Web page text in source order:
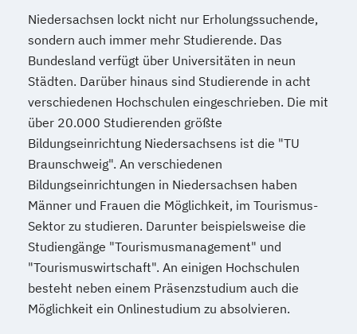
Niedersachsen lockt nicht nur Erholungssuchende,
sondern auch immer mehr Studierende. Das
Bundesland verfügt über Universitäten in neun
Städten. Darüber hinaus sind Studierende in acht
verschiedenen Hochschulen eingeschrieben. Die mit
über 20.000 Studierenden größte
Bildungseinrichtung Niedersachsens ist die "TU
Braunschweig". An verschiedenen
Bildungseinrichtungen in Niedersachsen haben
Männer und Frauen die Möglichkeit, im Tourismus-
Sektor zu studieren. Darunter beispielsweise die
Studiengänge "Tourismusmanagement" und
"Tourismuswirtschaft". An einigen Hochschulen
besteht neben einem Präsenzstudium auch die
Möglichkeit ein Onlinestudium zu absolvieren.